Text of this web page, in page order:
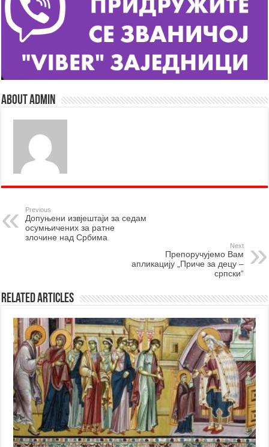
About admin
Previous
Допуњени извјештаји за седам
осумњичених за ратне
злочине над Србима
Next
Препоручујемо Вам
апликацију „Приче за децу –
српски“
Related Articles